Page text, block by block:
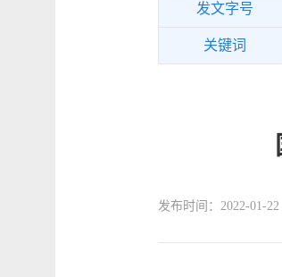
发文字号
关键词
发布时间：2022-01-